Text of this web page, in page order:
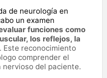
de neurología en
un examen
funciones como
los reflejos, la
. Este reconocimiento
comprender el
del paciente.